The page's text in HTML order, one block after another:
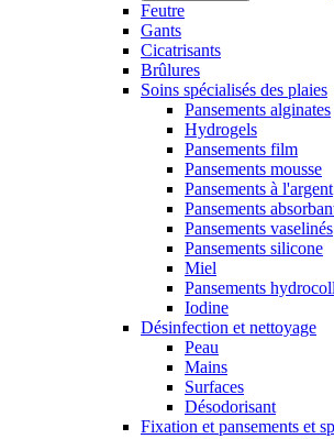
Feutre
Gants
Cicatrisants
Brûlures
Soins spécialisés des plaies
Pansements alginates
Hydrogels
Pansements film
Pansements mousse
Pansements à l'argent
Pansements
Pansements vaselinés
Pansements silicone
Miel
Pansements
Iodine
Désinfection et nettoyage
Peau
Mains
Surfaces
Désodorisant
Fixation et pansements et